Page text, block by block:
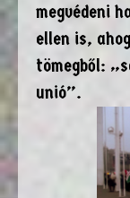
megvédeni
ellen is,
tömegből:
unió”.